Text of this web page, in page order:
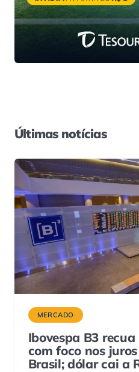
Últimas notícias
MERCADO
Ibovespa B3
com foco nos
Brasil; dólar cai a